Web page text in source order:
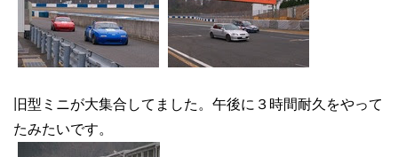
旧型ミニが大集合してました。午後に３時間耐久をやって
たみたいです。